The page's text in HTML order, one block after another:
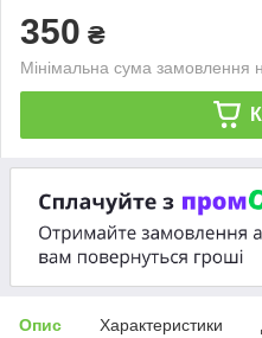
350 ₴
Мінімальна сума замовлення
Опис Характеристики